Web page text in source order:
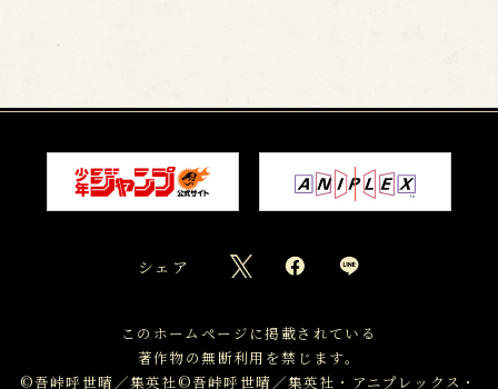
シェア
このホームページに掲載されている
著作物の無断利用を禁じます。
©吾峠呼世晴／集英社©吾峠呼世晴／集英社・アニプレックス・